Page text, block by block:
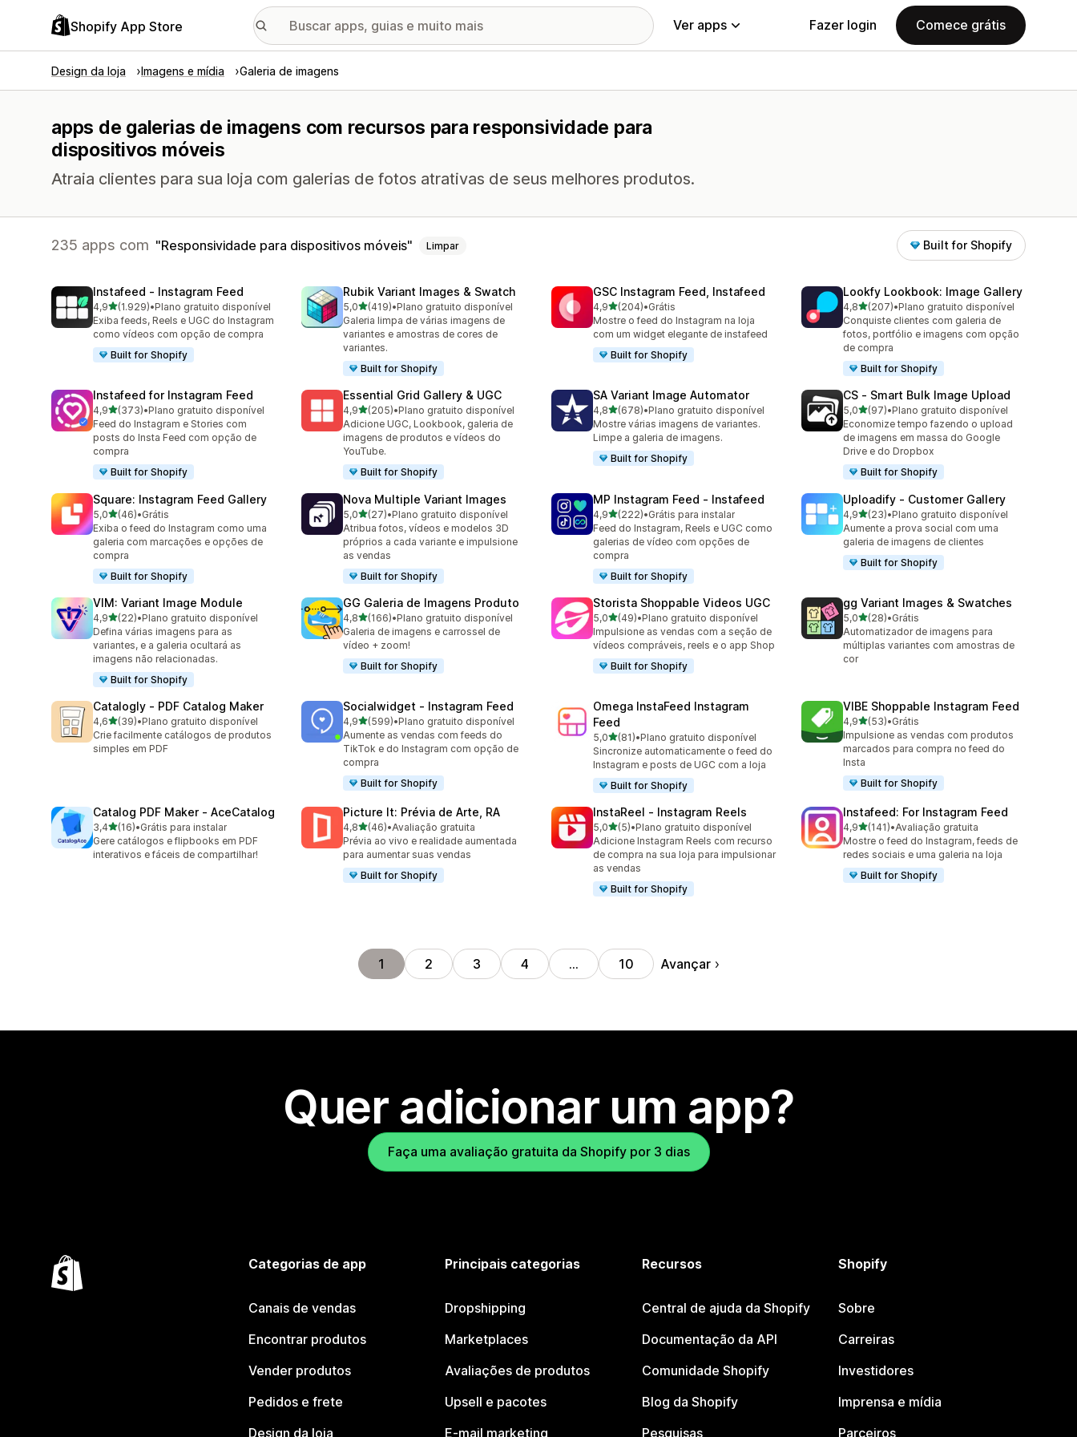
Shopify App Store Ver apps Fazer login Comece grátis
Design da loja Imagens e mídia Galeria de imagens
apps de galerias de imagens com recursos para responsividade para
dispositivos móveis
Atraia clientes para sua loja com galerias de fotos atrativas de seus melhores produtos.
235 apps com Responsividade para dispositivos móveis Limpar Built for Shopify
Instafeed ‑ Instagram Feed
4,9de 5 estrelas
(1.929)
1929 avaliações ao todo
•Plano gratuito disponível
Exiba feeds, Reels e UGC do Instagram
como vídeos com opção de compra
Built for Shopify
Rubik Variant Images & Swatch
5,0de 5 estrelas
(419)
419 avaliações ao todo
•Plano gratuito disponível
Galeria limpa de várias imagens de
variantes e amostras de cores de
variantes.
Built for Shopify
GSC Instagram Feed, Instafeed
4,9de 5 estrelas
(204)
204 avaliações ao todo
•Grátis
Mostre o feed do Instagram na loja
com um widget elegante de instafeed
Built for Shopify
Lookfy Lookbook: Image Gallery
4,8de 5 estrelas
(207)
207 avaliações ao todo
•Plano gratuito disponível
Conquiste clientes com galeria de
fotos, portfólio e imagens com opção
de compra
Built for Shopify
Instafeed for Instagram Feed
4,9de 5 estrelas
(373)
373 avaliações ao todo
•Plano gratuito disponível
Feed do Instagram e Stories com
posts do Insta Feed com opção de
compra
Built for Shopify
Essential Grid Gallery & UGC
4,9de 5 estrelas
(205)
205 avaliações ao todo
•Plano gratuito disponível
Adicione UGC, Lookbook, galeria de
imagens de produtos e vídeos do
YouTube.
Built for Shopify
SA Variant Image Automator
4,8de 5 estrelas
(678)
678 avaliações ao todo
•Plano gratuito disponível
Mostre várias imagens de variantes.
Limpe a galeria de imagens.
Built for Shopify
CS ‑ Smart Bulk Image Upload
5,0de 5 estrelas
(97)
97 avaliações ao todo
•Plano gratuito disponível
Economize tempo fazendo o upload
de imagens em massa do Google
Drive e do Dropbox
Built for Shopify
Square: Instagram Feed Gallery
5,0de 5 estrelas
(46)
46 avaliações ao todo
•Grátis
Exiba o feed do Instagram como uma
galeria com marcações e opções de
compra
Built for Shopify
Nova Multiple Variant Images
5,0de 5 estrelas
(27)
27 avaliações ao todo
•Plano gratuito disponível
Atribua fotos, vídeos e modelos 3D
próprios a cada variante e impulsione
as vendas
Built for Shopify
MP Instagram Feed ‑ Instafeed
4,9de 5 estrelas
(222)
222 avaliações ao todo
•Grátis para instalar
Feed do Instagram, Reels e UGC como
galerias de vídeo com opções de
compra
Built for Shopify
Uploadify ‑ Customer Gallery
4,9de 5 estrelas
(23)
23 avaliações ao todo
•Plano gratuito disponível
Aumente a prova social com uma
galeria de imagens de clientes
Built for Shopify
VIM: Variant Image Module
4,9de 5 estrelas
(22)
22 avaliações ao todo
•Plano gratuito disponível
Defina várias imagens para as
variantes, e a galeria ocultará as
imagens não relacionadas.
Built for Shopify
GG Galeria de Imagens Produto
4,8de 5 estrelas
(166)
166 avaliações ao todo
•Plano gratuito disponível
Galeria de imagens e carrossel de
vídeo + zoom!
Built for Shopify
Storista Shoppable Videos UGC
5,0de 5 estrelas
(49)
49 avaliações ao todo
•Plano gratuito disponível
Impulsione as vendas com a seção de
vídeos compráveis, reels e o app Shop
Built for Shopify
gg Variant Images & Swatches
5,0de 5 estrelas
(28)
28 avaliações ao todo
•Grátis
Automatizador de imagens para
múltiplas variantes com amostras de
cor
Catalogly ‑ PDF Catalog Maker
4,6de 5 estrelas
(39)
39 avaliações ao todo
•Plano gratuito disponível
Crie facilmente catálogos de produtos
simples em PDF
Socialwidget ‑ Instagram Feed
4,9de 5 estrelas
(599)
599 avaliações ao todo
•Plano gratuito disponível
Aumente as vendas com feeds do
TikTok e do Instagram com opção de
compra
Built for Shopify
Omega InstaFeed Instagram
Feed
5,0de 5 estrelas
(81)
81 avaliações ao todo
•Plano gratuito disponível
Sincronize automaticamente o feed do
Instagram e posts de UGC com a loja
Built for Shopify
VIBE Shoppable Instagram Feed
4,9de 5 estrelas
(53)
53 avaliações ao todo
•Grátis
Impulsione as vendas com produtos
marcados para compra no feed do
Insta
Built for Shopify
Catalog PDF Maker ‑ AceCatalog
3,4de 5 estrelas
(16)
16 avaliações ao todo
•Grátis para instalar
Gere catálogos e flipbooks em PDF
interativos e fáceis de compartilhar!
Picture It: Prévia de Arte, RA
4,8de 5 estrelas
(46)
46 avaliações ao todo
•Avaliação gratuita
Prévia ao vivo e realidade aumentada
para aumentar suas vendas
Built for Shopify
InstaReel ‑ Instagram Reels
5,0de 5 estrelas
(5)
5 avaliações ao todo
•Plano gratuito disponível
Adicione Instagram Reels com recurso
de compra na sua loja para impulsionar
as vendas
Built for Shopify
Instafeed: For Instagram Feed
4,9de 5 estrelas
(141)
141 avaliações ao todo
•Avaliação gratuita
Mostre o feed do Instagram, feeds de
redes sociais e uma galeria na loja
Built for Shopify
1 2 3 4 … 10 Avançar
Quer adicionar um app?
Faça uma avaliação gratuita da Shopify por 3 dias
Categorias de app
Canais de vendas
Encontrar produtos
Vender produtos
Pedidos e frete
Design da loja
Principais categorias
Dropshipping
Marketplaces
Avaliações de produtos
Upsell e pacotes
E-mail marketing
Recursos
Central de ajuda da Shopify
Documentação da API
Comunidade Shopify
Blog da Shopify
Pesquisas
Shopify
Sobre
Carreiras
Investidores
Imprensa e mídia
Parceiros